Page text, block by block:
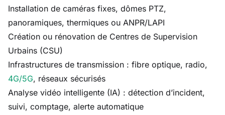
Installation de caméras fixes, dômes PTZ,
panoramiques, thermiques ou ANPR/LAPI
Création ou rénovation de Centres de Supervision
Urbains (CSU)
Infrastructures de transmission : fibre optique, radio,
4G/5G, réseaux sécurisés
Analyse vidéo intelligente (IA) : détection d’incident,
suivi, comptage, alerte automatique